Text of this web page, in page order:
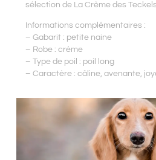
sélection de La Crème des
Informations complémentaires :
– Gabarit : petite naine
– Robe : crème
– Type de poil : poil long
– Caractère : câline, avenante,